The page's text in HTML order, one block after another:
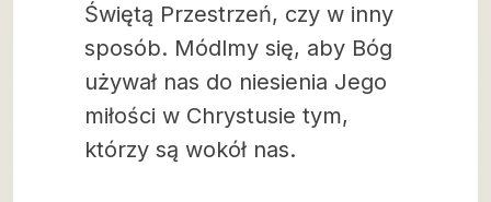
Świętą Przestrzeń, czy w inny
sposób. Módlmy się, aby Bóg
używał nas do niesienia Jego
miłości w Chrystusie tym,
którzy są wokół nas.